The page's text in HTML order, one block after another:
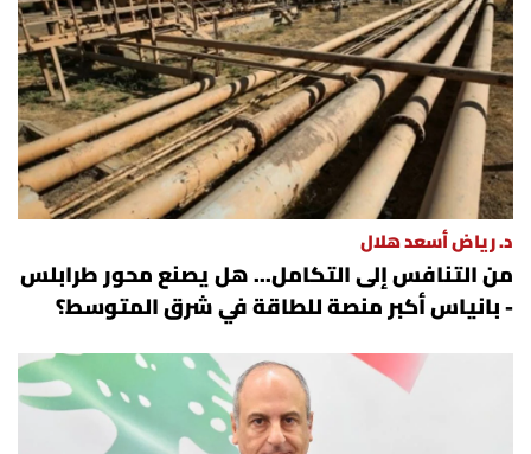
العالم
الصحافة الإسرائيلية
ثقافة وفنون
فصل من كتاب
اقرأ تضحك
د. رياض أسعد هلال
من التنافس إلى التكامل... هل يصنع محور طرابلس
- بانياس أكبر منصة للطاقة في شرق المتوسط؟